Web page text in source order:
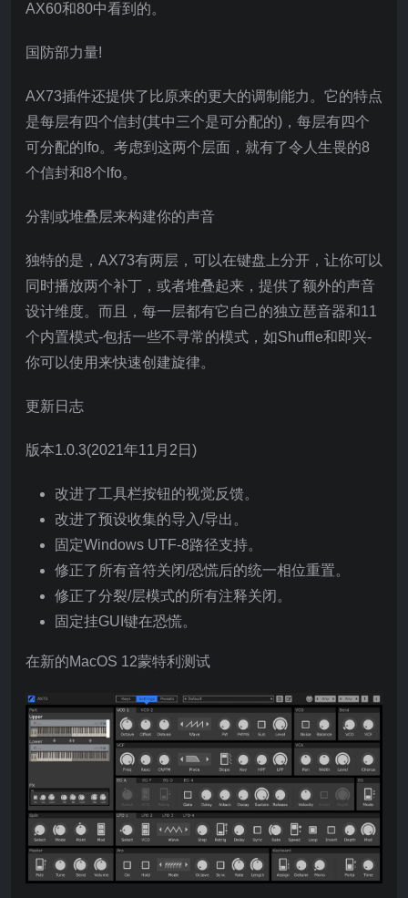
AX60和80中看到的。
国防部力量!
AX73插件还提供了比原来的更大的调制能力。它的特点
是每层有四个信封(其中三个是可分配的)，每层有四个
可分配的lfo。考虑到这两个层面，就有了令人生畏的8
个信封和8个lfo。
分割或堆叠层来构建你的声音
独特的是，AX73有两层，可以在键盘上分开，让你可以
同时播放两个补丁，或者堆叠起来，提供了额外的声音
设计维度。而且，每一层都有它自己的独立琶音器和11
个内置模式-包括一些不寻常的模式，如Shuffle和即兴-
你可以使用来快速创建旋律。
更新日志
版本1.0.3(2021年11月2日)
改进了工具栏按钮的视觉反馈。
改进了预设收集的导入/导出。
固定Windows UTF-8路径支持。
修正了所有音符关闭/恐慌后的统一相位重置。
修正了分裂/层模式的所有注释关闭。
固定挂GUI键在恐慌。
在新的MacOS 12蒙特利测试